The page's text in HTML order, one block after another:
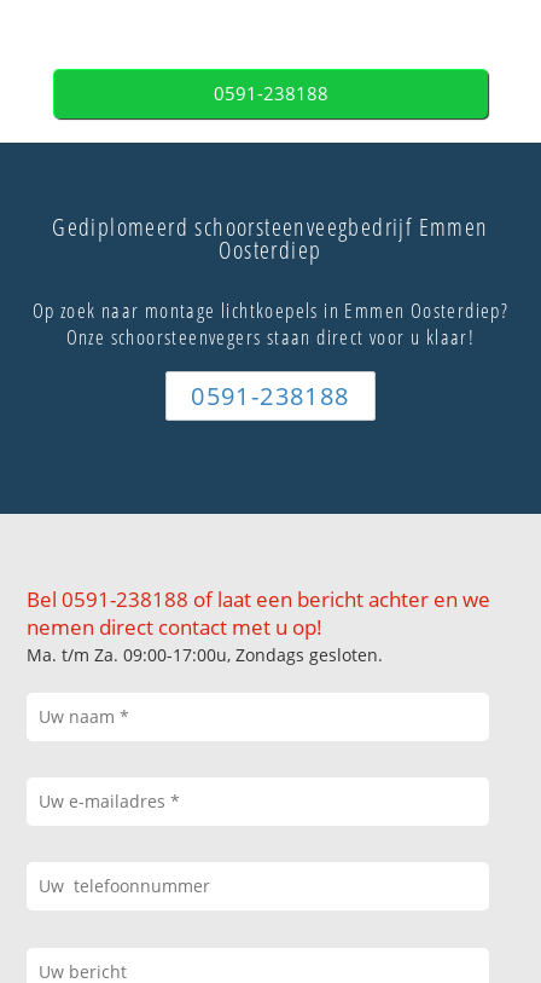
0591-238188
Gediplomeerd schoorsteenveegbedrijf Emmen
Oosterdiep
Op zoek naar montage lichtkoepels in Emmen Oosterdiep?
Onze schoorsteenvegers staan direct voor u klaar!
0591-238188
Bel 0591-238188 of laat een bericht achter en we
nemen direct contact met u op!
Ma. t/m Za. 09:00-17:00u, Zondags gesloten.